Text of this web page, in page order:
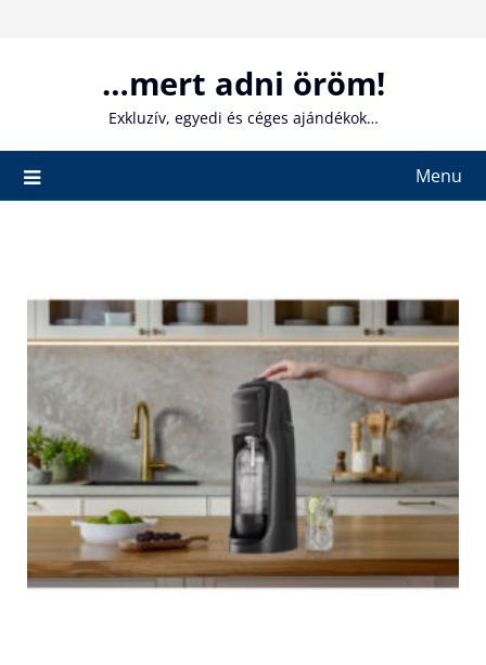
…mert adni öröm!
Exkluzív, egyedi és céges ajándékok…
Menu